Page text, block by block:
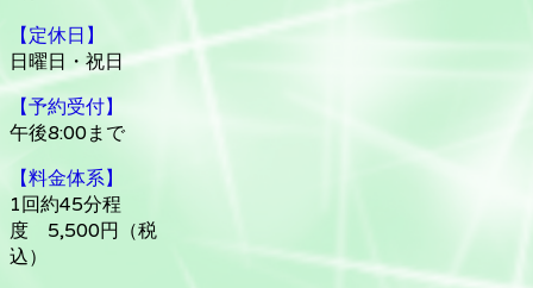
【定休日】
日曜日・祝日
【予約受付】
午後8:00まで
【料金体系】
1回約45分程
度 5,500円（税
込）